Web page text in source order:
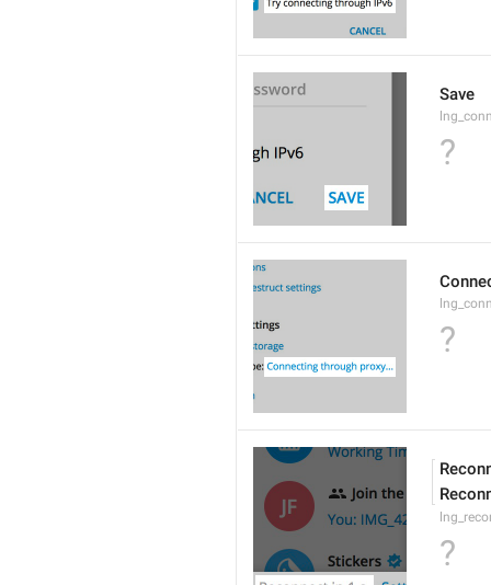
Save
?
?
?